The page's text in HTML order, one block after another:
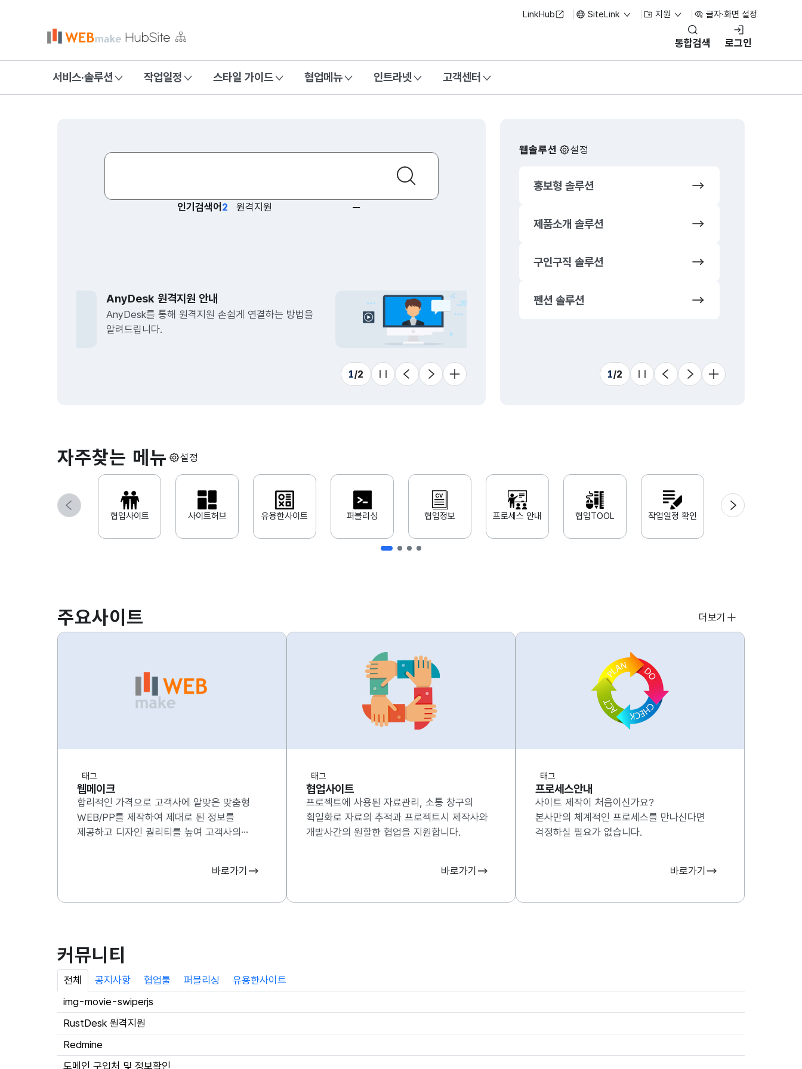
LinkHub SiteLink 지원 글자·화면 설정
통합검색 로그인
서비스·솔루션 작업일정 스타일 가이드 협업메뉴 인트라넷 고객센터
검색
인기검색어 원격지원
하락
동일
상승
11
AnyDesk 원격지원 안내
AnyDesk를 통해 원격지원 손쉽게 연결하는 방법을
알려드립니다.
1/2
슬라이드 멈춤
이전 다음 더 보기
웹솔루션 설정
홍보형 솔루션
제품소개 솔루션
구인구직 솔루션
펜션 솔루션
1/2
슬라이드 멈춤
이전 다음 더 보기
자주찾는 메뉴 설정
협업사이트 사이트허브 유용한사이트 퍼블리싱 협업정보 프로세스 안내 협업TOOL 작업일정 확인 Adobe xd
이전 다음
주요사이트 더보기
태그
웹메이크
합리적인 가격으로 고객사에 알맞은 맞춤형
WEB/PP를 제작하여 제대로 된 정보를
제공하고 디자인 퀄리티를 높여 고객사의
바로가기
태그
협업사이트
프로젝트에 사용된 자료관리, 소통 창구의
획일화로 자료의 추적과 프로젝트시 제작사와
개발사간의 원할한 협업을 지원합니다.
바로가기
태그
프로세스안내
사이트 제작이 처음이신가요?
본사만의 체계적인 프로세스를 만나신다면
걱정하실 필요가 없습니다.
바로가기
커뮤니티
전체 공지사항 협업툴 퍼블리싱
유용한사이트
img-movie-swiperjs
RustDesk 원격지원
Redmine
도메인 구입처 및 정보확인